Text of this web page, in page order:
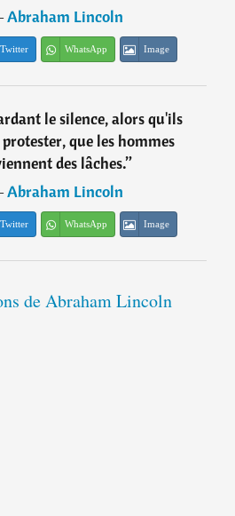
Abraham Lincoln
Twitter WhatsApp Image
le silence, alors qu'ils
que les hommes
des lâches.”
Abraham Lincoln
Twitter WhatsApp Image
de Abraham Lincoln